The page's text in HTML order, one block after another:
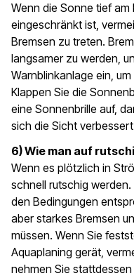
Wenn die Sonne tief
eingeschränkt ist,
Bremsen zu treten.
langsamer zu werden,
Warnblinkanlage ein,
Klappen Sie die
eine Sonnenbrille auf,
sich die Sicht
6) Wie man auf
Wenn es plötzlich in
schnell rutschig
den Bedingungen
aber starkes Bremsen
müssen. Wenn Sie
Aquaplaning gerät,
nehmen Sie